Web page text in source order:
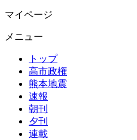
マイページ
メニュー
トップ
高市政権
熊本地震
速報
朝刊
夕刊
連載